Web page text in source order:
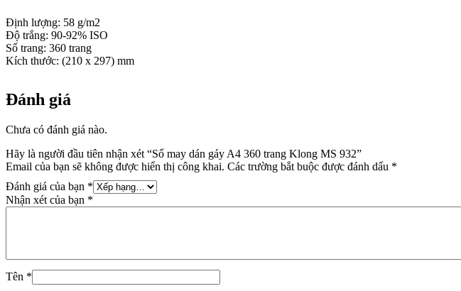
Định lượng: 58 g/m2
Độ trắng: 90-92% ISO
Số trang: 360 trang
Kích thước: (210 x 297) mm
Đánh giá
Chưa có đánh giá nào.
Hãy là người đầu tiên nhận xét “Sổ may dán gáy A4 360 trang Klong MS 932”
Email của bạn sẽ không được hiển thị công khai. Các trường bắt buộc được đánh dấu *
Đánh giá của bạn *
Nhận xét của bạn *
Tên *